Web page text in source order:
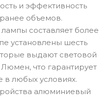
и эффективность
объемов.
составляет более
установлены шесть
выдают световой
что гарантирует
в любых условиях.
алюминиевый